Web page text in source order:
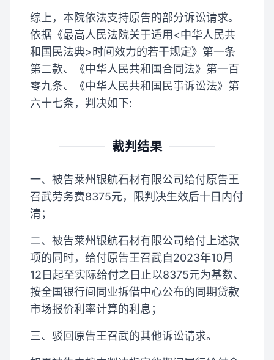
综上，本院依法支持原告的部分诉讼请求。
依据《最高人民法院关于适用<中华人民共
和国民法典>时间效力的若干规定》第一条
第二款、《中华人民共和国合同法》第一百
零九条、《中华人民共和国民事诉讼法》第
六十七条，判决如下:
裁判结果
一、被告莱州银航石材有限公司给付原告王
召武劳务费8375元，限判决生效后十日内付
清；
二、被告莱州银航石材有限公司给付上述款
项的同时，给付原告王召武自2023年10月
12日起至实际给付之日止以8375元为基数、
按全国银行间同业拆借中心公布的同期贷款
市场报价利率计算的利息；
三、驳回原告王召武的其他诉讼请求。